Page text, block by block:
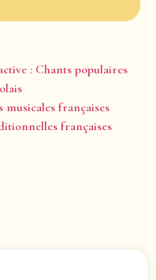
: Chants populaires
françaises
françaises